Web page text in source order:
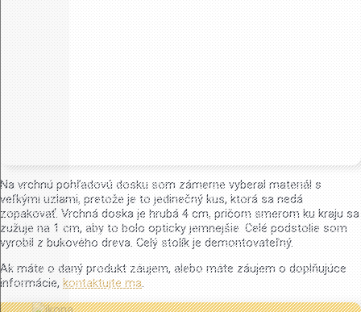
Na vrchnú pohľadovú dosku som zámerne vyberal materiál s
veľkými uzlami, pretože je to jedinečný kus, ktorá sa nedá
zopakovať. Vrchná doska je hrubá 4 cm, pričom smerom ku kraju sa
zužuje na 1 cm, aby to bolo opticky jemnejšie. Celé podstolie som
vyrobil z bukového dreva. Celý stolík je demontovateľný.
Ak máte o daný produkt záujem, alebo máte záujem o doplňujúce
informácie, kontaktujte ma.